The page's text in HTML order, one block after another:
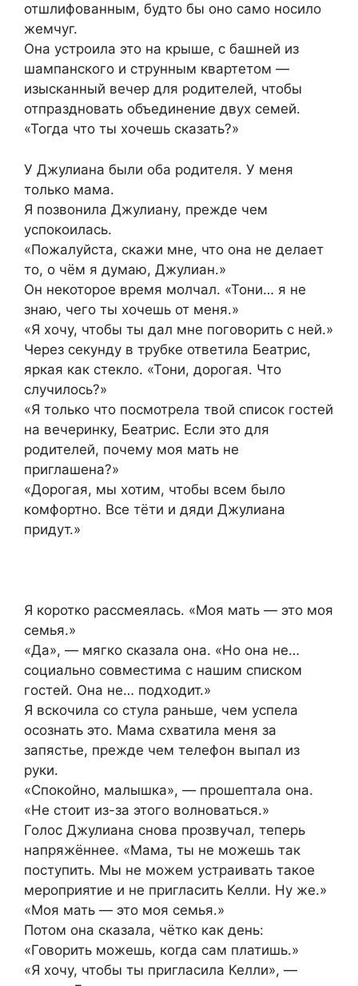
отшлифованным, будто бы оно само носило
жемчуг.
Она устроила это на крыше, с башней из
шампанского и струнным квартетом —
изысканный вечер для родителей, чтобы
отпраздновать объединение двух семей.
«Тогда что ты хочешь сказать?»
У Джулиана были оба родителя. У меня
только мама.
Я позвонила Джулиану, прежде чем
успокоилась.
«Пожалуйста, скажи мне, что она не делает
то, о чём я думаю, Джулиан.»
Он некоторое время молчал. «Тони… я не
знаю, чего ты хочешь от меня.»
«Я хочу, чтобы ты дал мне поговорить с ней.»
Через секунду в трубке ответила Беатрис,
яркая как стекло. «Тони, дорогая. Что
случилось?»
«Я только что посмотрела твой список гостей
на вечеринку, Беатрис. Если это для
родителей, почему моя мать не
приглашена?»
«Дорогая, мы хотим, чтобы всем было
комфортно. Все тёти и дяди Джулиана
придут.»
Я коротко рассмеялась. «Моя мать — это моя
семья.»
«Да», — мягко сказала она. «Но она не…
социально совместима с нашим списком
гостей. Она не… подходит.»
Я вскочила со стула раньше, чем успела
осознать это. Мама схватила меня за
запястье, прежде чем телефон выпал из
руки.
«Спокойно, малышка», — прошептала она.
«Не стоит из-за этого волноваться.»
Голос Джулиана снова прозвучал, теперь
напряжённее. «Мама, ты не можешь так
поступить. Мы не можем устраивать такое
мероприятие и не пригласить Келли. Ну же.»
«Моя мать — это моя семья.»
Потом она сказала, чётко как день:
«Говорить можешь, когда сам платишь.»
«Я хочу, чтобы ты пригласила Келли», —